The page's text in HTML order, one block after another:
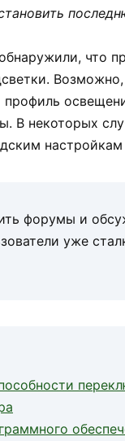
что
В некоторых
форумы и
уже